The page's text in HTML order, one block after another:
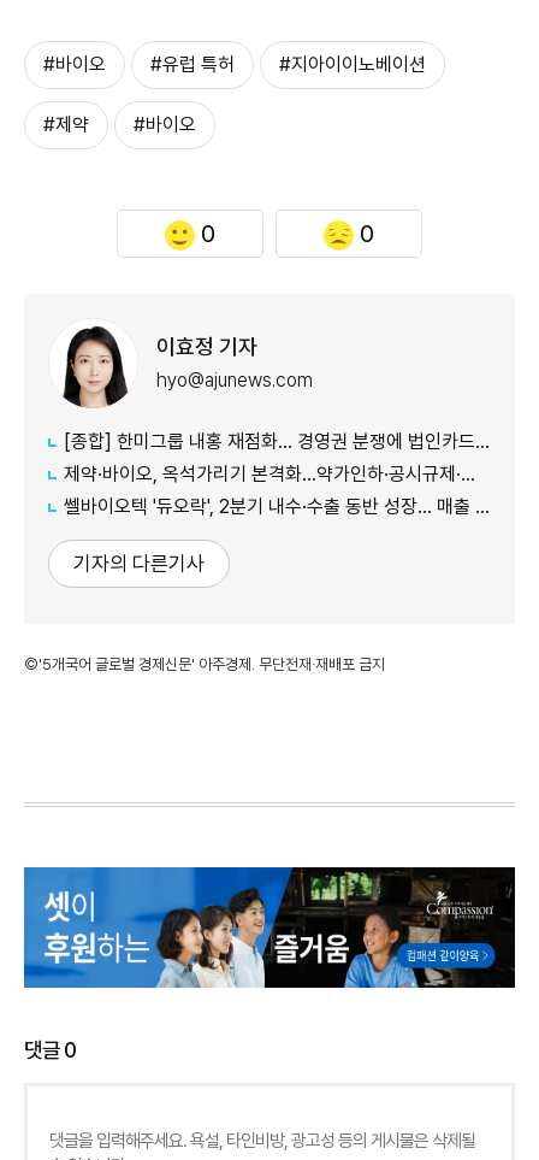
#바이오 #유럽 특허 #지아이이노베이션
#제약 #바이오
0 0
이효정 기자
hyo@ajunews.com
[종합] 한미그룹 내홍 재점화… 경영권 분쟁에 법인카드 의혹까지 '악재 지속'
제약·바이오, 옥석가리기 본격화…약가인하·공시규제·투자위축까지 '삼중고'
쎌바이오텍 '듀오락', 2분기 내수·수출 동반 성장… 매출 158억원
기자의 다른기사
©'5개국어 글로벌 경제신문' 아주경제. 무단전재·재배포 금지
댓글0